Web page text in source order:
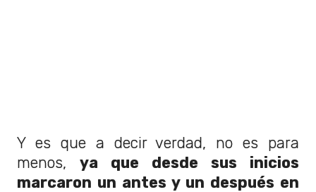
Y es que a decir verdad, no es para
menos, ya que desde sus inicios
marcaron un antes y un después en